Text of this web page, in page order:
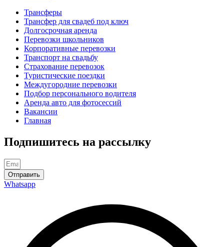
Трансферы
Трансфер для свадеб под ключ
Долгосрочная аренда
Перевозки школьников
Корпоративные перевозки
Транспорт на свадьбу
Страхование перевозок
Туристические поездки
Междугородние перевозки
Подбор персонального водителя
Аренда авто для фотосессий
Вакансии
Главная
Подпишитесь на рассылку
Отправить
Whatsapp